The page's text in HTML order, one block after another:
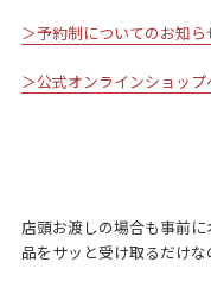
＞予約制についてのお知
＞公式オンラインショップ
店頭お渡しの場合も事前
品をサッと受け取るだけな